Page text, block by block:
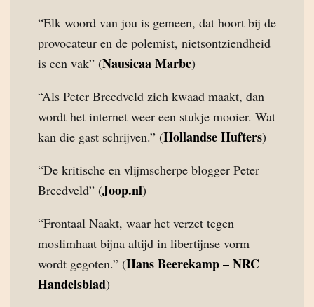
“Elk woord van jou is gemeen, dat hoort bij de
provocateur en de polemist, nietsontziendheid
is een vak” (Nausicaa Marbe)
“Als Peter Breedveld zich kwaad maakt, dan
wordt het internet weer een stukje mooier. Wat
kan die gast schrijven.” (Hollandse Hufters)
“De kritische en vlijmscherpe blogger Peter
Breedveld” (Joop.nl)
“Frontaal Naakt, waar het verzet tegen
moslimhaat bijna altijd in libertijnse vorm
wordt gegoten.” (Hans Beerekamp – NRC
Handelsblad)